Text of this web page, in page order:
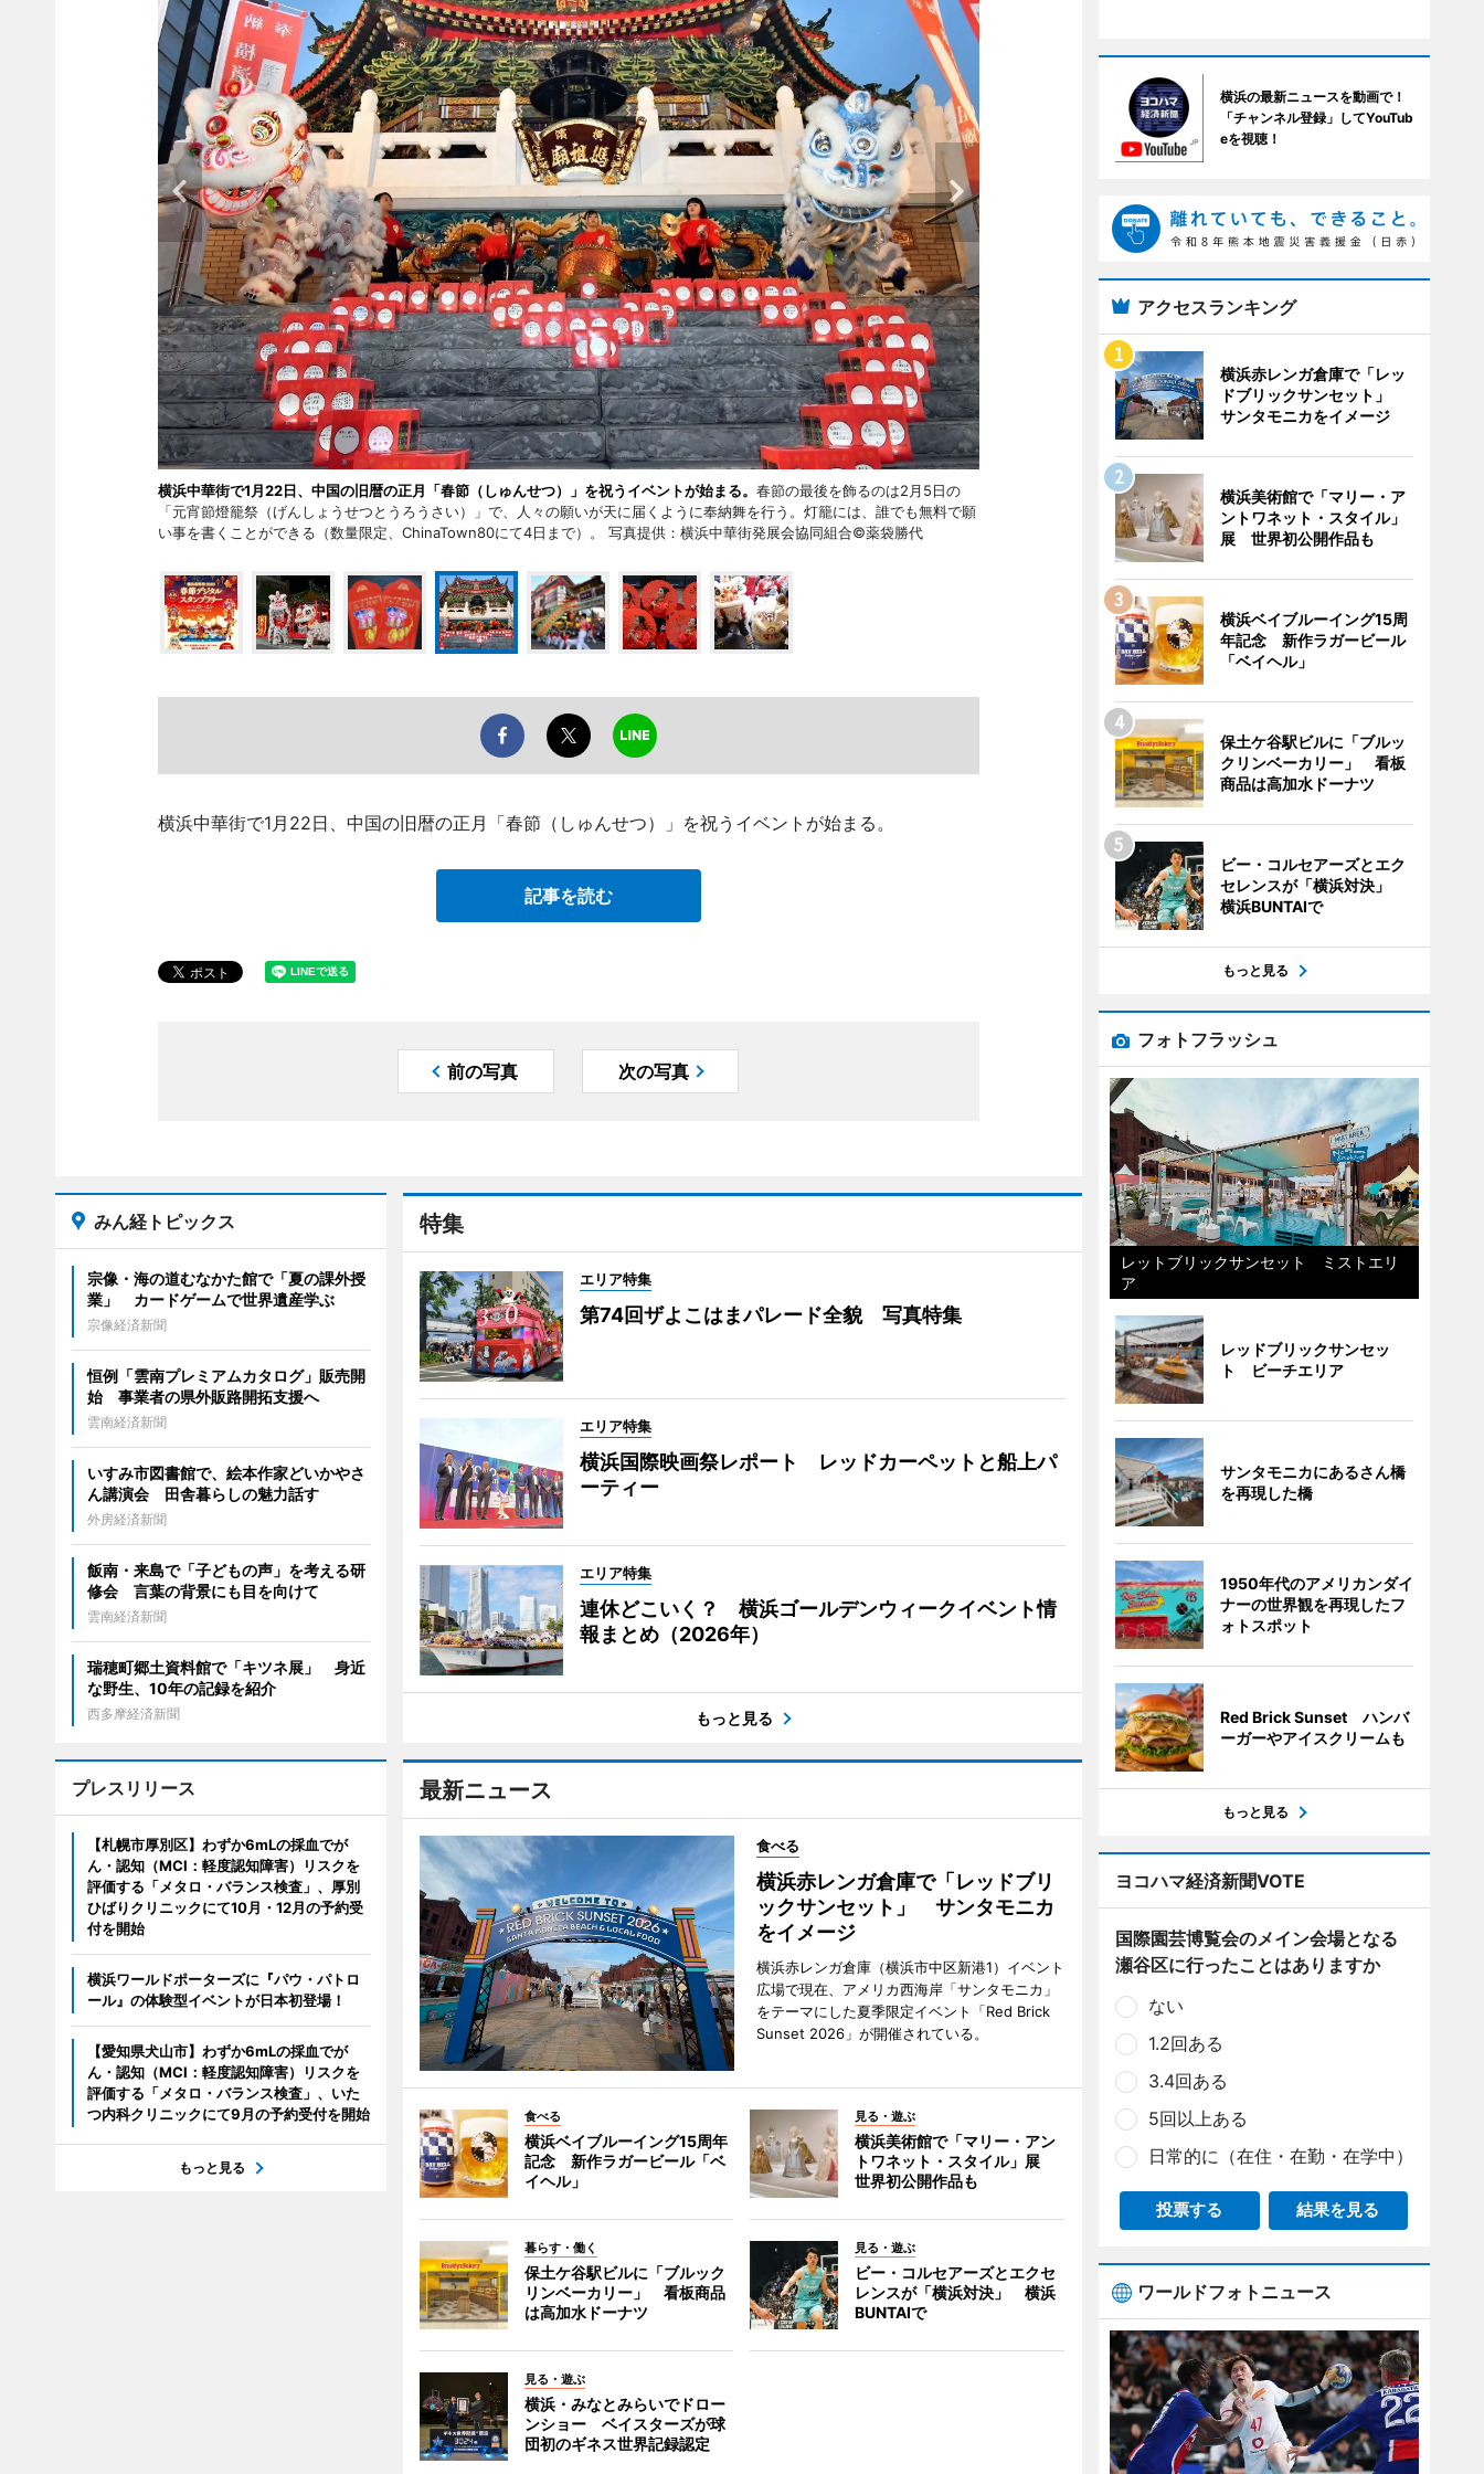
横浜中華街で1月22日、中国の旧暦の正月「春節（しゅんせつ）」を祝うイベントが始まる。 春節の最後を飾るのは2月5日の
「元宵節燈籠祭（げんしょうせつとうろうさい）」で、人々の願いが天に届くように奉納舞を行う。灯籠には、誰でも無料で願
い事を書くことができる（数量限定、ChinaTown80にて4日まで）。 写真提供：横浜中華街発展会協同組合©薬袋勝代
横浜中華街で1月22日、中国の旧暦の正月「春節（しゅんせつ）」を祝うイベントが始まる。
記事を読む
前の写真 次の写真
特集
エリア特集
第74回ザよこはまパレード全貌 写真特集
エリア特集
横浜国際映画祭レポート レッドカーペットと船上パ
ーティー
エリア特集
連休どこいく？ 横浜ゴールデンウィークイベント情
報まとめ（2026年）
もっと見る
最新ニュース
食べる
横浜赤レンガ倉庫で「レッドブリ
ックサンセット」 サンタモニカ
をイメージ
横浜赤レンガ倉庫（横浜市中区新港1）イベント
広場で現在、アメリカ西海岸「サンタモニカ」
をテーマにした夏季限定イベント「Red Brick
Sunset 2026」が開催されている。
食べる
横浜ベイブルーイング15周年
記念 新作ラガービール「ベ
イヘル」
見る・遊ぶ
横浜美術館で「マリー・アン
トワネット・スタイル」展
世界初公開作品も
暮らす・働く
保土ケ谷駅ビルに「ブルック
リンベーカリー」 看板商品
は高加水ドーナツ
見る・遊ぶ
ビー・コルセアーズとエクセ
レンスが「横浜対決」 横浜
BUNTAIで
見る・遊ぶ
横浜・みなとみらいでドロー
ンショー ベイスターズが球
団初のギネス世界記録認定
みん経トピックス
宗像・海の道むなかた館で「夏の課外授
業」 カードゲームで世界遺産学ぶ
宗像経済新聞
恒例「雲南プレミアムカタログ」販売開
始 事業者の県外販路開拓支援へ
雲南経済新聞
いすみ市図書館で、絵本作家どいかやさ
ん講演会 田舎暮らしの魅力話す
外房経済新聞
飯南・来島で「子どもの声」を考える研
修会 言葉の背景にも目を向けて
雲南経済新聞
瑞穂町郷土資料館で「キツネ展」 身近
な野生、10年の記録を紹介
西多摩経済新聞
プレスリリース
【札幌市厚別区】わずか6mLの採血でが
ん・認知（MCI：軽度認知障害）リスクを
評価する「メタロ・バランス検査」、厚別
ひばりクリニックにて10月・12月の予約受
付を開始
横浜ワールドポーターズに『パウ・パトロ
ール』の体験型イベントが日本初登場！
【愛知県犬山市】わずか6mLの採血でが
ん・認知（MCI：軽度認知障害）リスクを
評価する「メタロ・バランス検査」、いた
つ内科クリニックにて9月の予約受付を開始
もっと見る
横浜の最新ニュースを動画で！
「チャンネル登録」してYouTub
eを視聴！
アクセスランキング
横浜赤レンガ倉庫で「レッ
ドブリックサンセット」
サンタモニカをイメージ
横浜美術館で「マリー・ア
ントワネット・スタイル」
展 世界初公開作品も
横浜ベイブルーイング15周
年記念 新作ラガービール
「ベイヘル」
保土ケ谷駅ビルに「ブルッ
クリンベーカリー」 看板
商品は高加水ドーナツ
ビー・コルセアーズとエク
セレンスが「横浜対決」
横浜BUNTAIで
もっと見る
フォトフラッシュ
レットブリックサンセット ミストエリ
ア
レッドブリックサンセッ
ト ビーチエリア
サンタモニカにあるさん橋
を再現した橋
1950年代のアメリカンダイ
ナーの世界観を再現したフ
ォトスポット
Red Brick Sunset ハンバ
ーガーやアイスクリームも
もっと見る
ヨコハマ経済新聞VOTE
国際園芸博覧会のメイン会場となる
瀬谷区に行ったことはありますか
ない
1.2回ある
3.4回ある
5回以上ある
日常的に（在住・在勤・在学中）
投票する 結果を見る
ワールドフォトニュース